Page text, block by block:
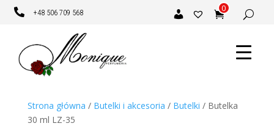
 +48 506 709 568 0
Strona główna / Butelki i akcesoria / Butelki / Butelka
30 ml LZ-35